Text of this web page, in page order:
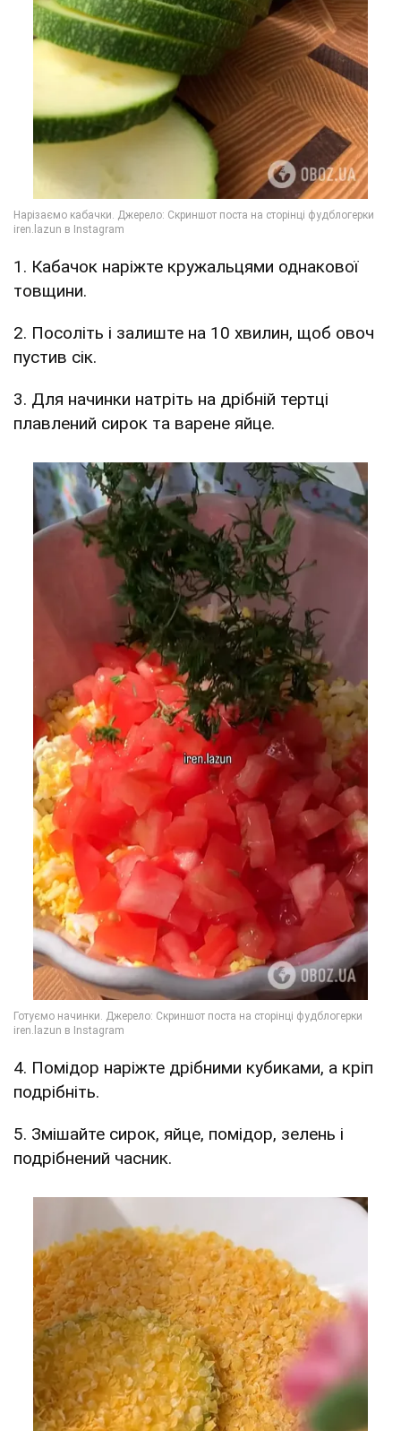
1. Кабачок наріжте кружальцями однакової
товщини.
2. Посоліть і залиште на 10 хвилин, щоб овоч
пустив сік.
3. Для начинки натріть на дрібній тертці
плавлений сирок та варене яйце.
4. Помідор наріжте дрібними кубиками, а кріп
подрібніть.
5. Змішайте сирок, яйце, помідор, зелень і
подрібнений часник.